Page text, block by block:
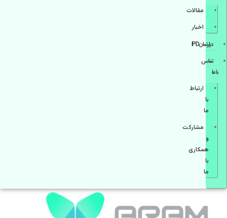
مقالات
اخبار
دپارتمانIPD
تماس
با ما
ارتباط
با
ما
مشاركت
و
همكاری
با
ما